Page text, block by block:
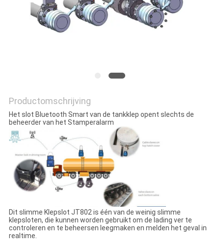
Productomschrijving
Het slot Bluetooth Smart van de tankklep opent slechts de
beheerder van het Stamperalarm
Dit slimme Klepslot JT802 is één van de weinig slimme
klepsloten, die kunnen worden gebruikt om de lading ver te
controleren en te beheersen leegmaken en melden het geval in
realtime.